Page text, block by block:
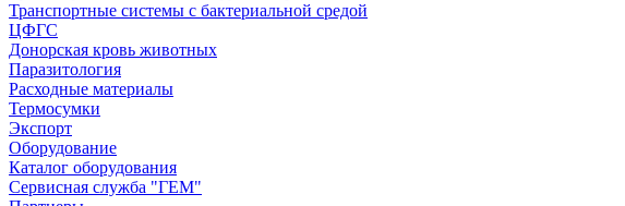
Транспортные системы с бактериальной средой
ЦФГС
Донорская кровь животных
Паразитология
Расходные материалы
Термосумки
Экспорт
Оборудование
Каталог оборудования
Сервисная служба "ГЕМ"